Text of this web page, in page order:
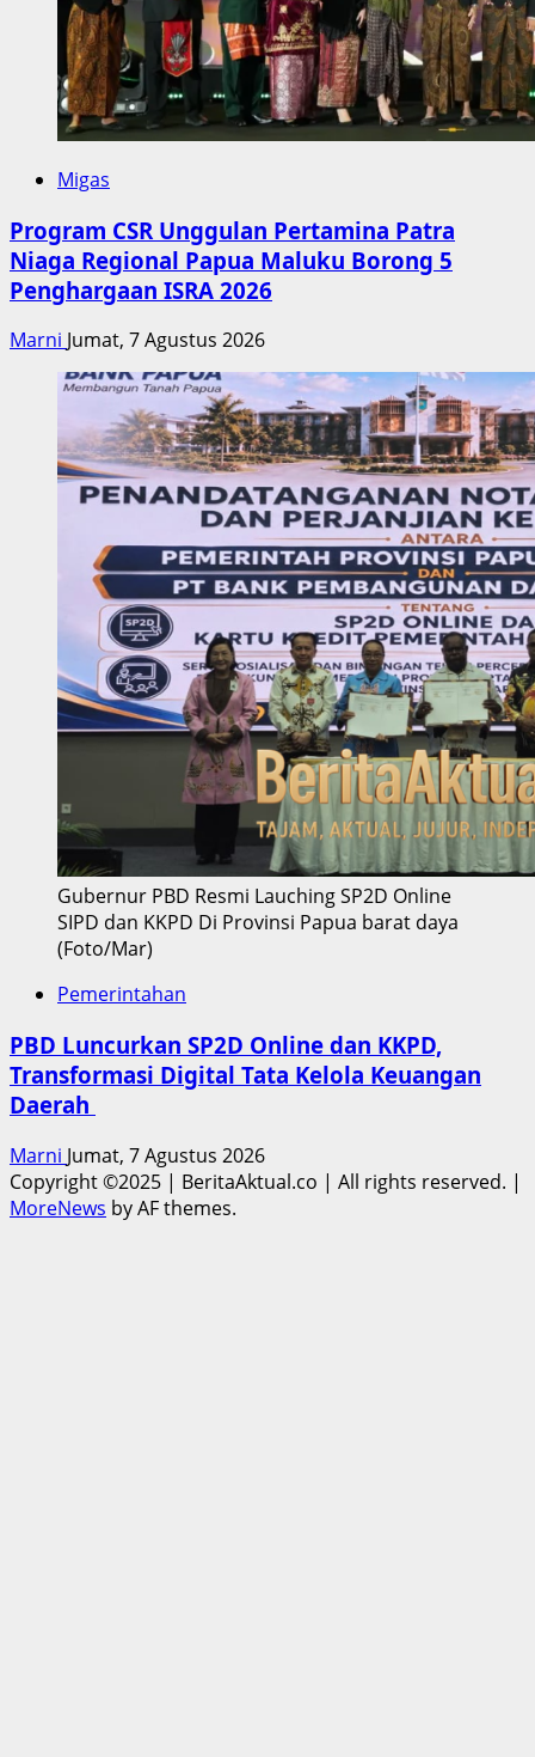
Migas
Program CSR Unggulan Pertamina Patra
Niaga Regional Papua Maluku Borong 5
Penghargaan ISRA 2026
Marni Jumat, 7 Agustus 2026
Gubernur PBD Resmi Lauching SP2D Online
SIPD dan KKPD Di Provinsi Papua barat daya
(Foto/Mar)
Pemerintahan
PBD Luncurkan SP2D Online dan KKPD,
Transformasi Digital Tata Kelola Keuangan
Daerah
Marni Jumat, 7 Agustus 2026
Copyright ©2025 | BeritaAktual.co | All rights reserved. |
MoreNews by AF themes.